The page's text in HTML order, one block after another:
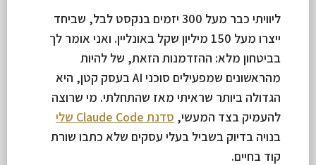
ליוויתי כבר מעל 300 יזמים בנקסט לבל, שביחד
ייצרו מעל 150 מיליון שקל באונליין. ואני אומר לך
בביטחון מלא: ההזדמנות הזאת, של להיות
מהראשונים שמפעילים סוכני AI בעסק קטן, היא
הגדולה ביותר שראיתי מאז שהתחלתי. מי שרוצה
להעמיק בצד המעשי, סדנת Claude Code שלי
בנויה בדיוק בשביל בעלי עסקים שלא כתבו שורת
קוד בחיים.